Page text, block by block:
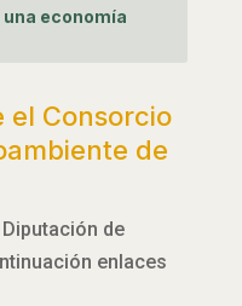
economía
el Consorcio
de
de
enlaces